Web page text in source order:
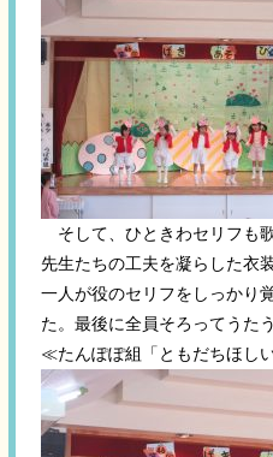
そして、ひときわセリフも
先生たちの工夫を凝らした衣
一人が役のセリフをしっかり
た。最後に全員そろってうた
≪たんぽぽ組「ともだちほし